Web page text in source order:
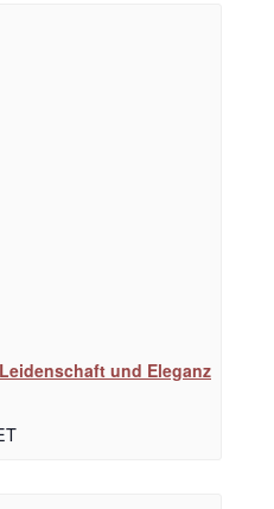
und Eleganz